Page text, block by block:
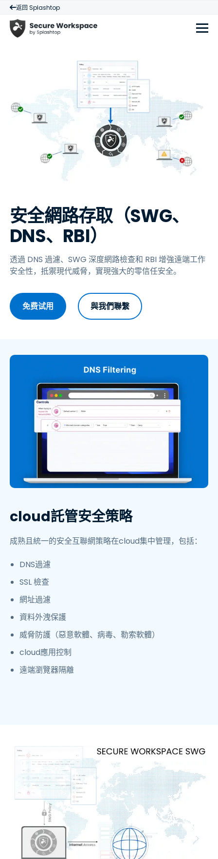
返回 Splashtop
安全網路存取（SWG、
DNS、RBI）
透過 DNS 過濾、SWG 深度網路檢查和 RBI 增強遠端工作
安全性，抵禦現代威脅，實現強大的零信任安全。
免费试用 與我們聯繫
cloud託管安全策略
成熟且統一的安全互聯網策略在cloud集中管理，包括：
DNS過濾
SSL 檢查
網址過濾
資料外洩保護
威脅防護（惡意軟體、病毒、勒索軟體）
cloud應用控制
遠端瀏覽器隔離